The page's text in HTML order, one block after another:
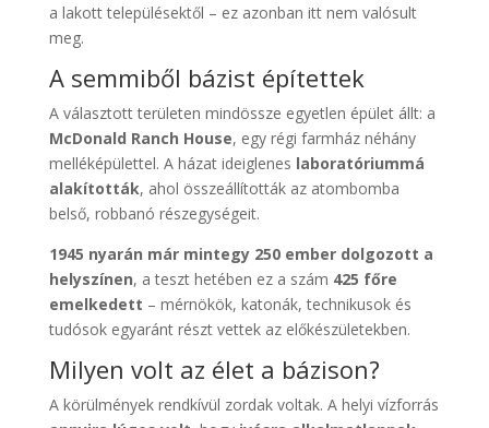
a lakott településektől – ez azonban itt nem valósult
meg.
A semmiből bázist építettek
A választott területen mindössze egyetlen épület állt: a
McDonald Ranch House, egy régi farmház néhány
melléképülettel. A házat ideiglenes laboratóriummá
alakították, ahol összeállították az atombomba
belső, robbanó részegységeit.
1945 nyarán már mintegy 250 ember dolgozott a
helyszínen, a teszt hetében ez a szám 425 főre
emelkedett – mérnökök, katonák, technikusok és
tudósok egyaránt részt vettek az előkészületekben.
Milyen volt az élet a bázison?
A körülmények rendkívül zordak voltak. A helyi vízforrás